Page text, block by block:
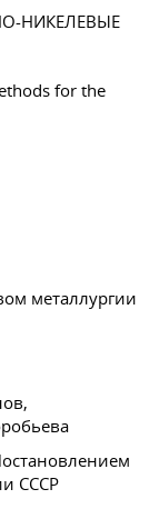
НИКЕЛЕВЫЕ
for the
металлургии
,
СССР